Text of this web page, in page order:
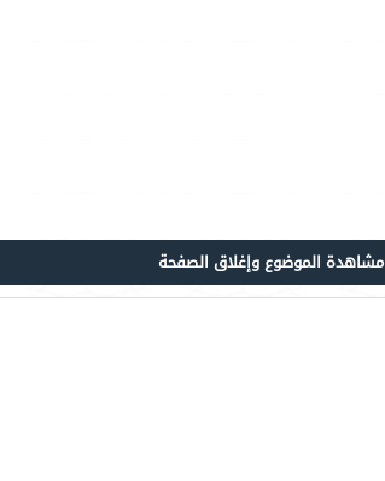
مشاهدة الموضوع وإغلاق الصفحة